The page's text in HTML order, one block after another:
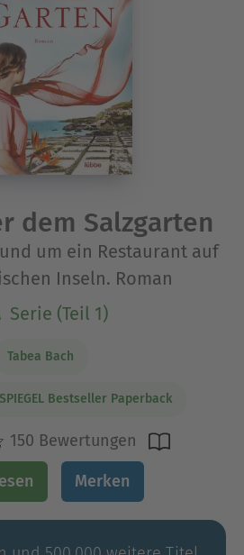
dem Salzgarten
um ein Restaurant auf
Inseln. Roman
Serie (Teil 1)
Tabea Bach
SPIEGEL Bestseller Paperback
150 Bewertungen
Merken